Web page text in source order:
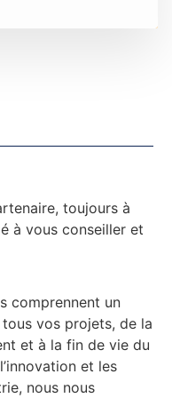
toujours à
à vous conseiller et
comprennent un
vos projets, de la
et à la fin de vie du
et les
nous nous